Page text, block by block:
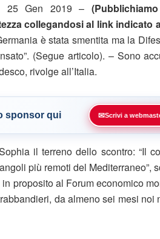
25 Gen 2019 –
collegandosi al link indicato
è stata smentita ma la
(Segue articolo). – Sono
rivolge all’Italia.
sponsor qui ✉Scrivi a
il terreno dello scontro: “Il
più remoti del Mediterraneo”,
proposito al Forum economico
da almeno sei mesi noi